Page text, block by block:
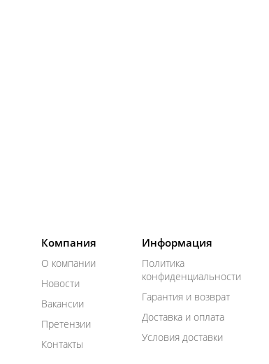
Компания
О компании
Новости
Вакансии
Претензии
Контакты
Информация
Политика
конфиденциальности
Гарантия и возврат
Доставка и оплата
Условия доставки